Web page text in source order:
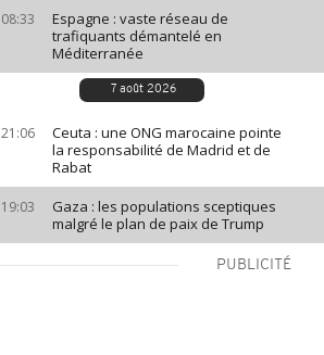
08:33
Espagne : vaste réseau de
trafiquants démantelé en
Méditerranée
7 août 2026
21:06
Ceuta : une ONG marocaine pointe
la responsabilité de Madrid et de
Rabat
19:03
Gaza : les populations sceptiques
malgré le plan de paix de Trump
PUBLICITÉ